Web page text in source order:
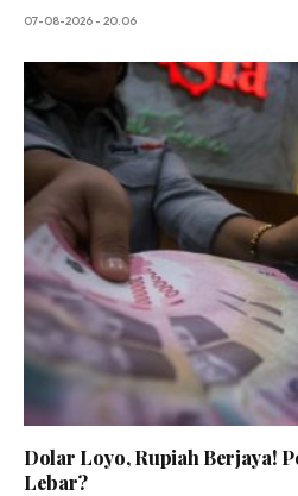
07-08-2026 - 20.06
Dolar Loyo, Rupiah Berjaya!
Lebar?